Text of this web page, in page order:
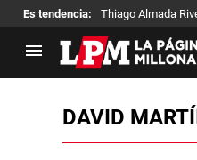
Es tendencia: Thiago Almada
LIGA
DAVID